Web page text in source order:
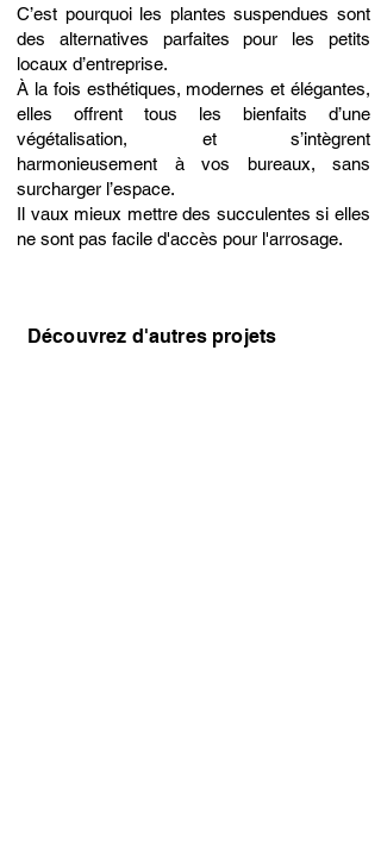
C’est pourquoi les plantes suspendues sont
des alternatives parfaites pour les petits
locaux d’entreprise.
À la fois esthétiques, modernes et élégantes,
elles offrent tous les bienfaits d’une
végétalisation, et s’intègrent
harmonieusement à vos bureaux, sans
surcharger l’espace.
Il vaux mieux mettre des succulentes si elles
ne sont pas facile d'accès pour l'arrosage.
Découvrez d'autres projets